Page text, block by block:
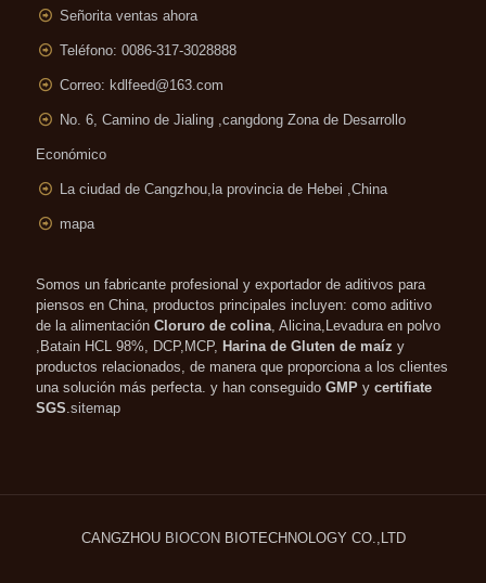
Señorita ventas ahora
Teléfono: 0086-317-3028888
Correo: kdlfeed@163.com
No. 6, Camino de Jialing ,cangdong Zona de Desarrollo
Económico
La ciudad de Cangzhou,la provincia de Hebei ,China
mapa
Somos un fabricante profesional y exportador de aditivos para
piensos en China, productos principales incluyen: como aditivo
de la alimentación Cloruro de colina, Alicina,Levadura en polvo
,Batain HCL 98%, DCP,MCP, Harina de Gluten de maíz y
productos relacionados, de manera que proporciona a los clientes
una solución más perfecta. y han conseguido GMP y certifiate
SGS.sitemap
CANGZHOU BIOCON BIOTECHNOLOGY CO.,LTD